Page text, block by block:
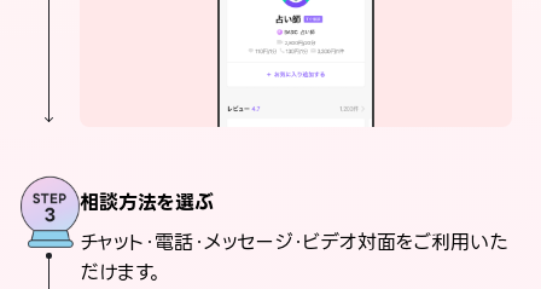
相談方法を選ぶ
チャット・電話・メッセージ・ビデオ対面をご利用いた
だけます。